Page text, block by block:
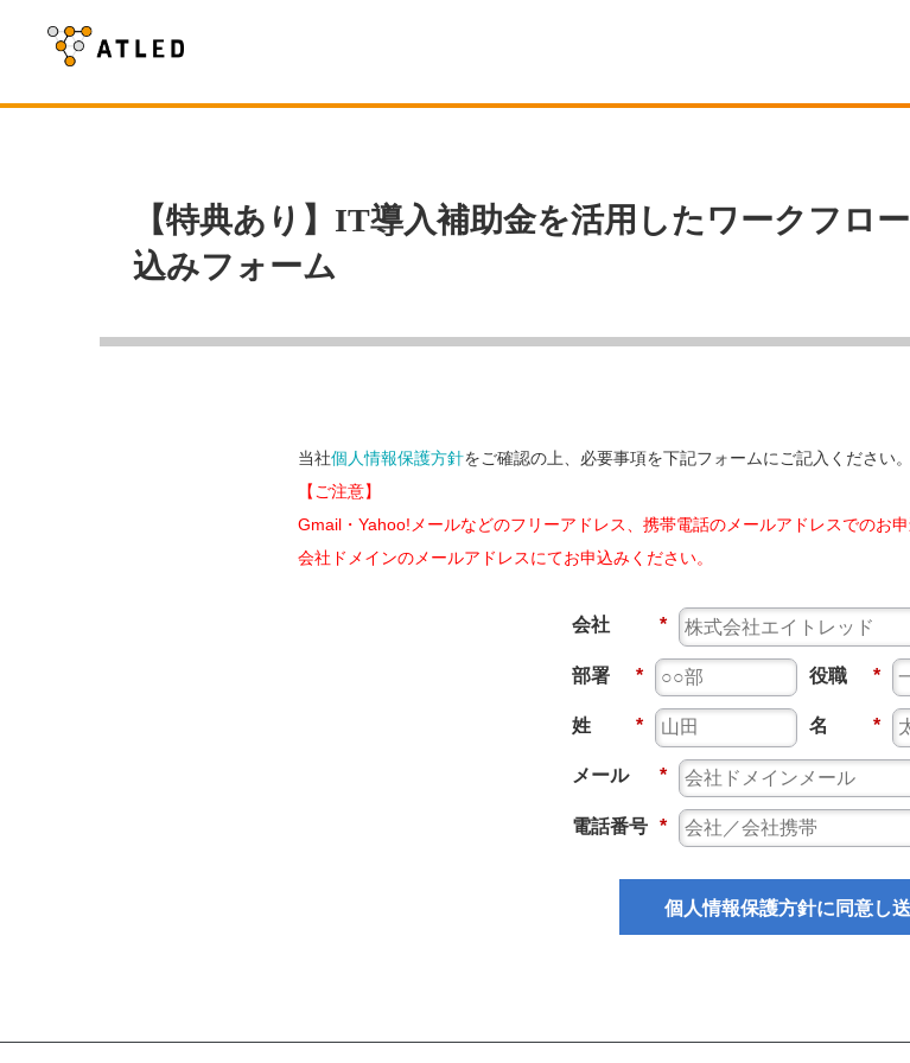
【特典あり】IT導入補助金を活用したワークフロ
込みフォーム
当社個人情報保護方針をご確認の上、必要事項を下記フォームにご記入ください。
【ご注意】
Gmail・Yahoo!メールなどのフリーアドレス、携帯電話のメールアドレスでのお申
会社ドメインのメールアドレスにてお申込みください。
*
会社
*
部署 *
役職
*
姓 *
名
*
メール
*
電話番号
個人情報保護方針に同意し